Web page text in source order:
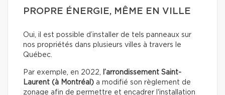
PROPRE ÉNERGIE, MÊME EN VILLE
Oui, il est possible d’installer de tels panneaux sur
nos propriétés dans plusieurs villes à travers le
Québec.
Par exemple, en 2022, l’arrondissement Saint-
Laurent (à Montréal) a modifié son règlement de
zonage afin de permettre et encadrer l'installation